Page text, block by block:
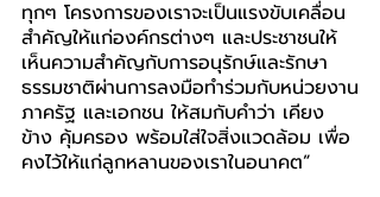
ทุกๆ โครงการของเราจะเป็นแรงขับเคลื่อน
สำคัญให้แก่องค์กรต่างๆ และประชาชนให้
เห็นความสำคัญกับการอนุรักษ์และรักษา
ธรรมชาติผ่านการลงมือทำร่วมกับหน่วยงาน
ภาครัฐ และเอกชน ให้สมกับคำว่า เคียง
ข้าง คุ้มครอง พร้อมใส่ใจสิ่งแวดล้อม เพื่อ
คงไว้ให้แก่ลูกหลานของเราในอนาคต”